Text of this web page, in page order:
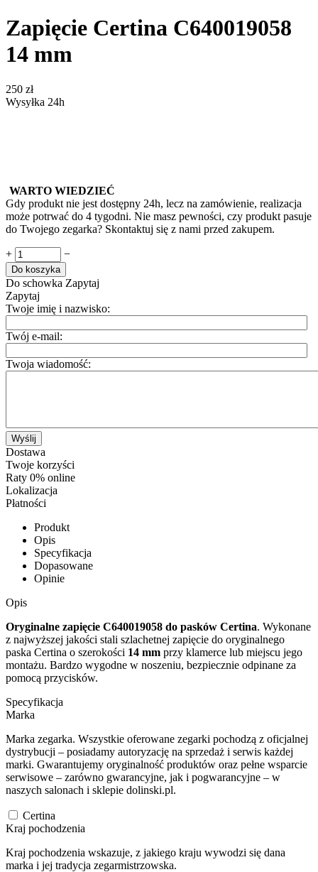
Zapięcie Certina C640019058
14 mm
‍250‍ zł
Wysyłka 24h
WARTO WIEDZIEĆ
Gdy produkt nie jest dostępny 24h, lecz na zamówienie, realizacja
może potrwać do 4 tygodni. Nie masz pewności, czy produkt pasuje
do Twojego zegarka? Skontaktuj się z nami przed zakupem.
+ −
Do koszyka
Do schowka Zapytaj
Zapytaj
Twoje imię i nazwisko:
Twój e-mail:
Twoja wiadomość:
Wyślij
Dostawa
Twoje korzyści
Raty 0% online
Lokalizacja
Płatności
Produkt
Opis
Specyfikacja
Dopasowane
Opinie
Opis
Oryginalne zapięcie C640019058 do pasków Certina. Wykonane
z najwyższej jakości stali szlachetnej zapięcie do oryginalnego
paska Certina o szerokości 14 mm przy klamerce lub miejscu jego
montażu. Bardzo wygodne w noszeniu, bezpiecznie odpinane za
pomocą przycisków.
Specyfikacja
Marka
Marka zegarka. Wszystkie oferowane zegarki pochodzą z oficjalnej
dystrybucji – posiadamy autoryzację na sprzedaż i serwis każdej
marki. Gwarantujemy oryginalność produktów oraz pełne wsparcie
serwisowe – zarówno gwarancyjne, jak i pogwarancyjne – w
naszych salonach i sklepie dolinski.pl.
Certina
Kraj pochodzenia
Kraj pochodzenia wskazuje, z jakiego kraju wywodzi się dana
marka i jej tradycja zegarmistrzowska.